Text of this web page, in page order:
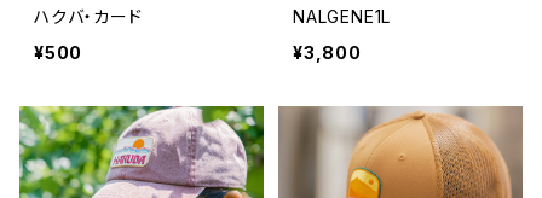
ハクバ・カード
¥500
NALGENE1L
¥3,800